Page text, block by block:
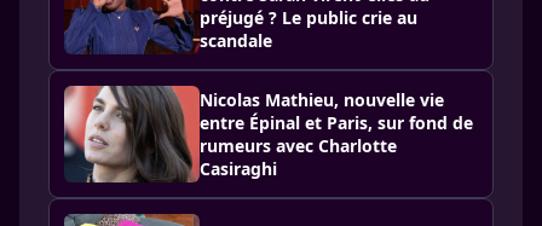
préjugé ? Le public crie au
scandale
Nicolas Mathieu, nouvelle vie
entre Épinal et Paris, sur fond de
rumeurs avec Charlotte
Casiraghi